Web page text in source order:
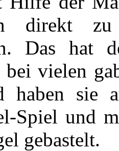
direkt zu
Das hat
bei vielen
haben sie
Spiel und
gebastelt.